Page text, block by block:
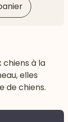
à la
elles
de chiens.